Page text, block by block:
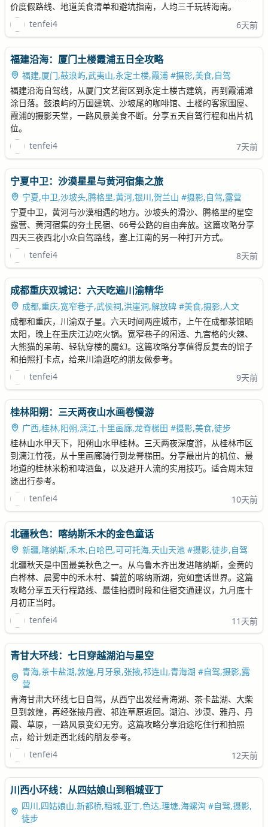
价度假路线、地道美食清单和避坑指南，人均三千玩转海南。
tenfei4
6天前
福建沿海：厦门土楼霞浦五日全攻略
福建,厦门,鼓浪屿,武夷山,永定土楼,霞浦 #摄影,美食,自驾
福建沿海自驾线，从厦门文艺街区到永定土楼古建筑，再到霞浦滩
涂日落。鼓浪屿的万国建筑、沙坡尾的咖啡馆、土楼的客家围屋、
霞浦的摄影天堂，一路风景美食不断。分享五天自驾行程和出片机
位。
tenfei4
7天前
宁夏中卫：沙漠星星与黄河宿集之旅
宁夏,中卫,沙坡头,腾格里,黄河,银川,贺兰山 #摄影,自驾,露营
宁夏中卫，黄河与沙漠相遇的地方。沙坡头的滑沙、腾格里的星空
露营、黄河宿集的夯土民宿、66号公路的自由奔放。这篇攻略分享
四天三夜西北小众自驾路线，塞上江南的另一种打开方式。
tenfei4
8天前
成都重庆双城记：六天吃遍川渝精华
成都,重庆,宽窄巷子,武侯祠,洪崖洞,解放碑 #美食,摄影,人文
成都和重庆，川渝双子星。六天时间两座城市，上午在成都茶馆晒
太阳，晚上在重庆江边吃火锅。宽窄巷子的闲适、九宫格的火辣、
大熊猫的呆萌、轻轨穿楼的魔幻。这篇攻略分享值得反复去的馆子
和拍照打卡点，给来川渝逛吃的朋友做参考。
tenfei4
9天前
桂林阳朔：三天两夜山水画卷慢游
广西,桂林,阳朔,漓江,十里画廊,龙脊梯田 #摄影,美食,徒步
桂林山水甲天下，阳朔山水甲桂林。三天两夜深度游，从桂林市区
到漓江竹筏，从十里画廊骑行到龙脊梯田。分享最出片的机位、最
地道的桂林米粉和啤酒鱼，以及避开人流的实用技巧。适合周末短
途出行参考。
tenfei4
10天前
北疆秋色：喀纳斯禾木的金色童话
新疆,喀纳斯,禾木,白哈巴,可可托海,天山天池 #摄影,徒步,自驾
北疆秋天是中国最美秋色之一。从乌鲁木齐出发进喀纳斯，金黄的
白桦林、晨雾中的禾木村、碧蓝的喀纳斯湖，宛如童话世界。这篇
攻略分享五天行程路线、最佳拍摄时段和住宿交通建议，九月底十
月初正当时。
tenfei4
11天前
青甘大环线：七日穿越湖泊与星空
青海,茶卡盐湖,敦煌,月牙泉,张掖,祁连山,青海湖 #自驾,摄影,露
营
青海甘肃大环线七日自驾，从西宁出发经青海湖、茶卡盐湖、大柴
旦到敦煌，再经张掖丹霞、祁连草原返回。湖泊、沙漠、雅丹、丹
霞、草原，一路风景变幻无穷。这篇攻略分享沿途吃住行和拍照
点，给计划走西北线的朋友参考。
tenfei4
12天前
川西小环线：从四姑娘山到稻城亚丁
四川,四姑娘山,新都桥,稻城,亚丁,色达,理塘,海螺沟 #自驾,摄影,
徒步